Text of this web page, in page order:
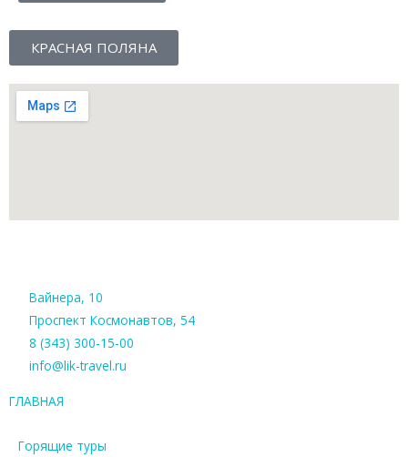
КРАСНАЯ ПОЛЯНА
Вайнера, 10
Проспект Космонавтов, 54
8 (343) 300-15-00
info@lik-travel.ru
ГЛАВНАЯ
Горящие туры